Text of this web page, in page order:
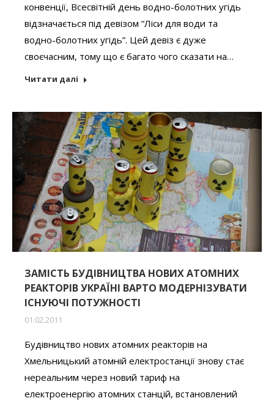
конвенції, Всесвітній день водно-болотних угідь
відзначається під девізом “Ліси для води та
водно-болотних угідь”. Цей девіз є дуже
своєчасним, тому що є багато чого сказати на…
Читати далі
ЗАМІСТЬ БУДІВНИЦТВА НОВИХ АТОМНИХ
РЕАКТОРІВ УКРАЇНІ ВАРТО МОДЕРНІЗУВАТИ
ІСНУЮЧІ ПОТУЖНОСТІ
01.02.2011
Будівництво нових атомних реакторів на
Хмельницький атомній електростанції знову стає
нереальним через новий тариф на
електроенергію атомних станцій, встановлений